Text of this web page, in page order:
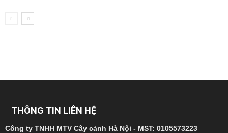
THÔNG TIN LIÊN HỆ
Công ty TNHH MTV Cây cảnh Hà Nội - MST: 0105573223